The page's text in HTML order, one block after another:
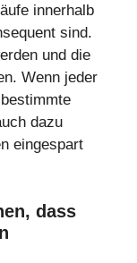
innerhalb
sind.
und die
Wenn jeder
dazu
eingespart
dass